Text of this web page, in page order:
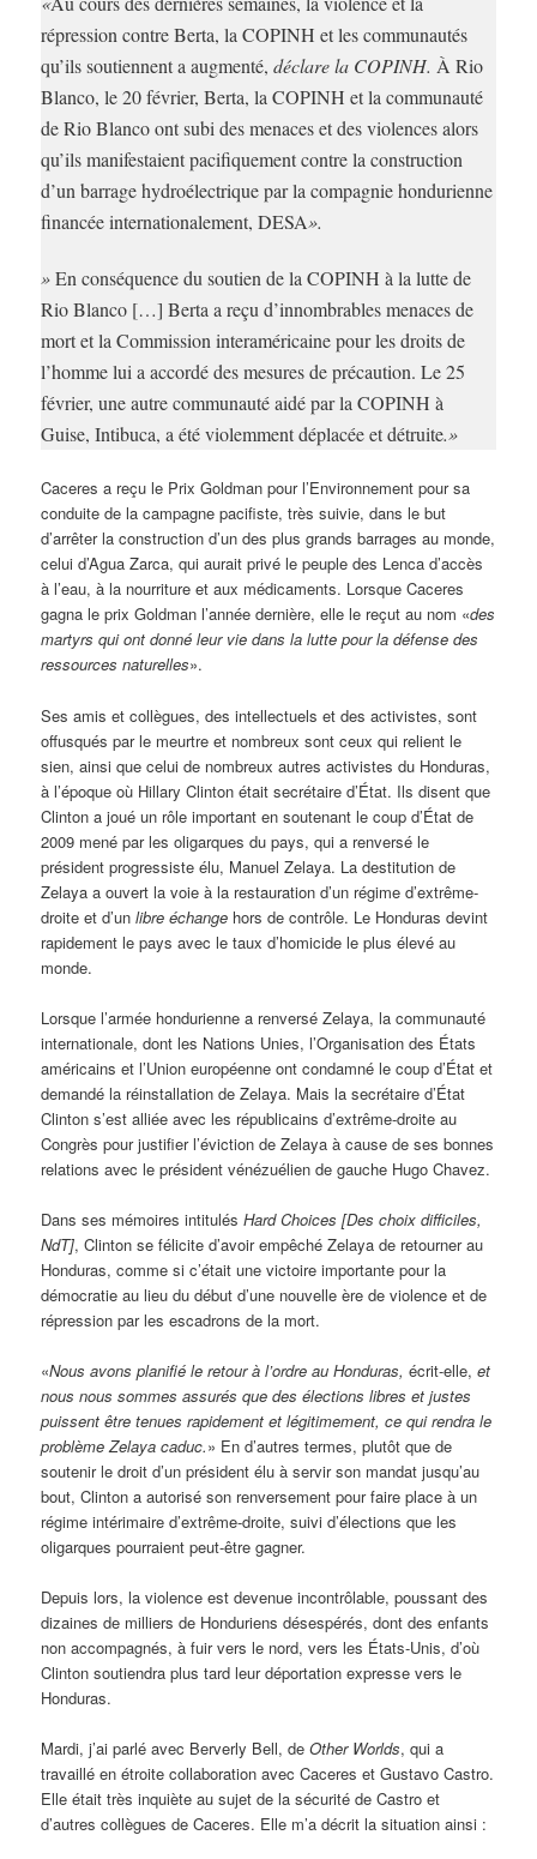
répression contre Berta, la COPINH et les communautés
qu’ils soutiennent a augmenté, déclare la COPINH. À Rio
Blanco, le 20 février, Berta, la COPINH et la communauté
de Rio Blanco ont subi des menaces et des violences alors
qu’ils manifestaient pacifiquement contre la construction
d’un barrage hydroélectrique par la compagnie hondurienne
financée internationalement, DESA».
»En conséquence du soutien de la COPINH à la lutte de
Rio Blanco […] Berta a reçu d’innombrables menaces de
mort et la Commission interaméricaine pour les droits de
l’homme lui a accordé des mesures de précaution. Le 25
février, une autre communauté aidé par la COPINH à
Guise, Intibuca, a été violemment déplacée et détruite.»
Caceres a reçu le Prix Goldman pour l’Environnement pour sa
conduite de la campagne pacifiste, très suivie, dans le but
d’arrêter la construction d’un des plus grands barrages au monde,
celui d’Agua Zarca, qui aurait privé le peuple des Lenca d’accès
à l’eau, à la nourriture et aux médicaments. Lorsque Caceres
gagna le prix Goldman l’année dernière, elle le reçut au nom «des
martyrs qui ont donné leur vie dans la lutte pour la défense des
ressources naturelles».
Ses amis et collègues, des intellectuels et des activistes, sont
offusqués par le meurtre et nombreux sont ceux qui relient le
sien, ainsi que celui de nombreux autres activistes du Honduras,
à l’époque où Hillary Clinton était secrétaire d’État. Ils disent que
Clinton a joué un rôle important en soutenant le coup d’État de
2009 mené par les oligarques du pays, qui a renversé le
président progressiste élu, Manuel Zelaya. La destitution de
Zelaya a ouvert la voie à la restauration d’un régime d’extrême-
droite et d’unlibre échange hors de contrôle. Le Honduras devint
rapidement le pays avec le taux d’homicide le plus élevé au
monde.
Lorsque l’armée hondurienne a renversé Zelaya, la communauté
internationale, dont les Nations Unies, l’Organisation des États
américains et l’Union européenne ont condamné le coup d’État et
demandé la réinstallation de Zelaya. Mais la secrétaire d’État
Clinton s’est alliée avec les républicains d’extrême-droite au
Congrès pour justifier l’éviction de Zelaya à cause de ses bonnes
relations avec le président vénézuélien de gauche Hugo Chavez.
Dans ses mémoires intitulésHard Choices [Des choix difficiles,
NdT], Clinton se félicite d’avoir empêché Zelaya de retourner au
Honduras, comme si c’était une victoire importante pour la
démocratie au lieu du début d’une nouvelle ère de violence et de
répression par les escadrons de la mort.
«Nous avons planifié le retour à l’ordre au Honduras,écrit-elle,et
nous nous sommes assurés que des élections libres et justes
puissent être tenues rapidement et légitimement, ce qui rendra le
problème Zelaya caduc.» En d’autres termes, plutôt que de
soutenir le droit d’un président élu à servir son mandat jusqu’au
bout, Clinton a autorisé son renversement pour faire place à un
régime intérimaire d’extrême-droite, suivi d’élections que les
oligarques pourraient peut-être gagner.
Depuis lors, la violence est devenue incontrôlable, poussant des
dizaines de milliers de Honduriens désespérés, dont des enfants
non accompagnés, à fuir vers le nord, vers les États-Unis, d’où
Clinton soutiendra plus tard leur déportation expresse vers le
Honduras.
Mardi, j’ai parlé avec Berverly Bell, deOther Worlds, qui a
travaillé en étroite collaboration avec Caceres et Gustavo Castro.
Elle était très inquiète au sujet de la sécurité de Castro et
d’autres collègues de Caceres. Elle m’a décrit la situation ainsi :